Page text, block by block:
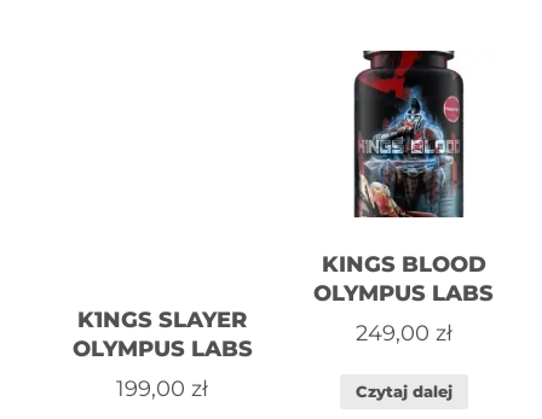
K1NGS SLAYER
OLYMPUS LABS
199,00zł
KINGS BLOOD
OLYMPUS LABS
249,00 zł
Czytaj dalej